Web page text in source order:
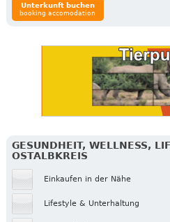
Unterkunft buchen
booking accomodation
GESUNDHEIT, WELLNESS,
OSTALBKREIS
Einkaufen in der Nähe
Lifestyle & Unterhaltung